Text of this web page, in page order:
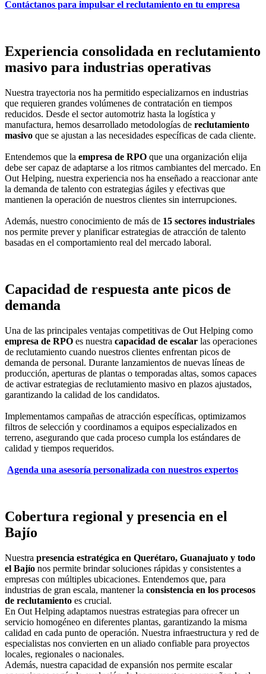
Contáctanos para impulsar el reclutamiento en tu empresa
Experiencia consolidada en reclutamiento
masivo para industrias operativas
Nuestra trayectoria nos ha permitido especializarnos en industrias
que requieren grandes volúmenes de contratación en tiempos
reducidos. Desde el sector automotriz hasta la logística y
manufactura, hemos desarrollado metodologías de reclutamiento
masivo que se ajustan a las necesidades específicas de cada cliente.
Entendemos que la empresa de RPO que una organización elija
debe ser capaz de adaptarse a los ritmos cambiantes del mercado. En
Out Helping, nuestra experiencia nos ha enseñado a reaccionar ante
la demanda de talento con estrategias ágiles y efectivas que
mantienen la operación de nuestros clientes sin interrupciones.
Además, nuestro conocimiento de más de 15 sectores industriales
nos permite prever y planificar estrategias de atracción de talento
basadas en el comportamiento real del mercado laboral.
Capacidad de respuesta ante picos de
demanda
Una de las principales ventajas competitivas de Out Helping como
empresa de RPO es nuestra capacidad de escalar las operaciones
de reclutamiento cuando nuestros clientes enfrentan picos de
demanda de personal. Durante lanzamientos de nuevas líneas de
producción, aperturas de plantas o temporadas altas, somos capaces
de activar estrategias de reclutamiento masivo en plazos ajustados,
garantizando la calidad de los candidatos.
Implementamos campañas de atracción específicas, optimizamos
filtros de selección y coordinamos a equipos especializados en
terreno, asegurando que cada proceso cumpla los estándares de
calidad y tiempos requeridos.
Agenda una asesoría personalizada con nuestros expertos
Cobertura regional y presencia en el
Bajío
Nuestra presencia estratégica en Querétaro, Guanajuato y todo
el Bajío nos permite brindar soluciones rápidas y consistentes a
empresas con múltiples ubicaciones. Entendemos que, para
industrias de gran escala, mantener la consistencia en los procesos
de reclutamiento es crucial.
En Out Helping adaptamos nuestras estrategias para ofrecer un
servicio homogéneo en diferentes plantas, garantizando la misma
calidad en cada punto de operación. Nuestra infraestructura y red de
especialistas nos convierten en un aliado confiable para proyectos
locales, regionales o nacionales.
Además, nuestra capacidad de expansión nos permite escalar